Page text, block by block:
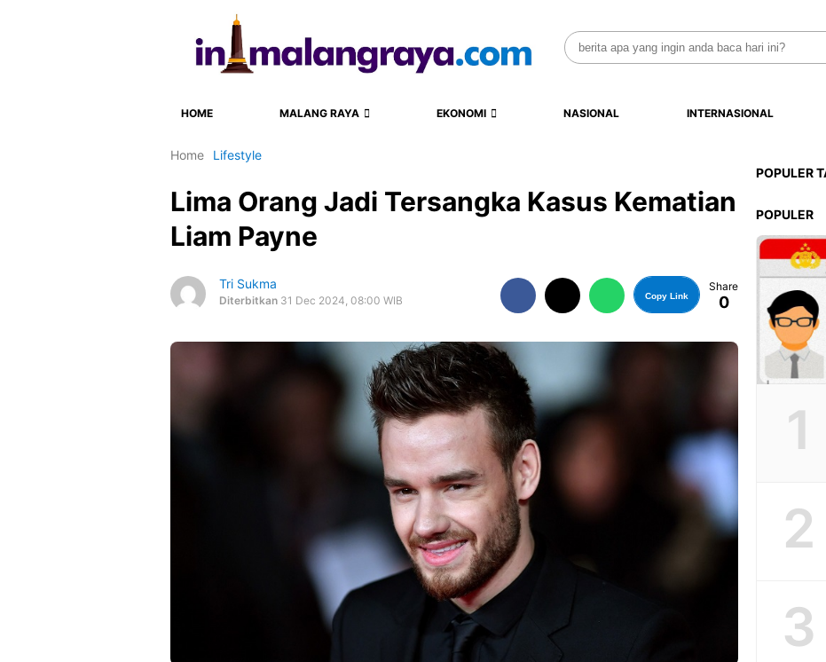
Search
for:
HOME MALANG RAYA EKONOMI NASIONAL INTERNASIONAL
Home Lifestyle
Lima Orang Jadi Tersangka Kasus Kematian
Liam Payne
Tri Sukma
Diterbitkan 31 Dec 2024, 08:00 WIB Copy Link
Share
0
POPULER
POPULER
1
2
3